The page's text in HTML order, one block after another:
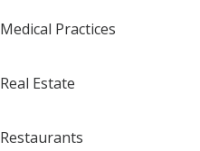
Medical Practices
Real Estate
Restaurants